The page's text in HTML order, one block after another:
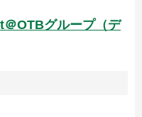
OTBグループ（デ